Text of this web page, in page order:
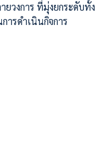
วงการ ที่มุ่งยกระดับทั้ง
ารดำเนินกิจการ